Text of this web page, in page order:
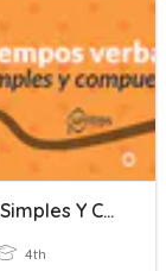
Formas Simples Y Compuestas
4th